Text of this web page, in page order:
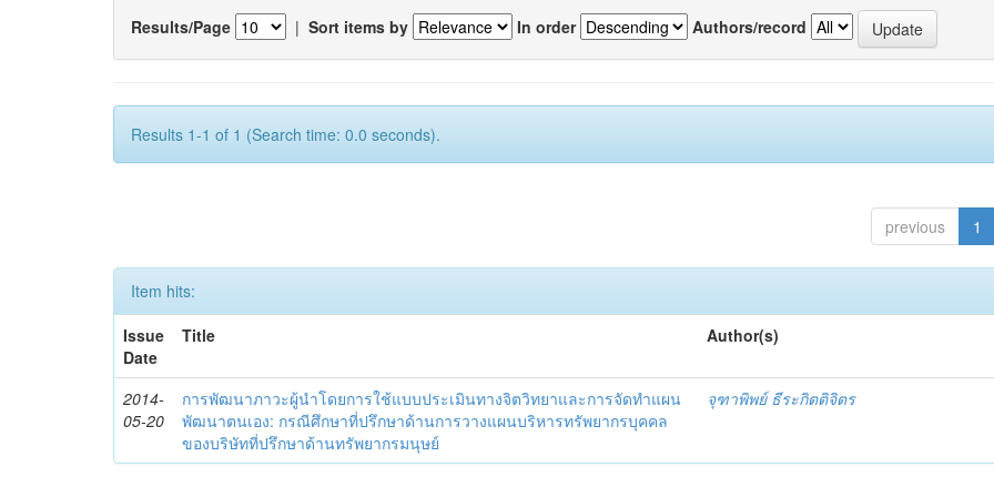
Results/Page | Sort items by In order Authors/record
Results 1-1 of 1 (Search time: 0.0 seconds).
previous 1
Item hits:
Issue
Date
Title Author(s)
2014-
05-20
การพัฒนาภาวะผู้นำโดยการใช้แบบประเมินทางจิตวิทยาและการจัดทำแผน
พัฒนาตนเอง: กรณีศึกษาที่ปรึกษาด้านการวางแผนบริหารทรัพยากรบุคคล
ของบริษัทที่ปรึกษาด้านทรัพยากรมนุษย์
จุฑาพิพย์ ธีระกิตติจิตร